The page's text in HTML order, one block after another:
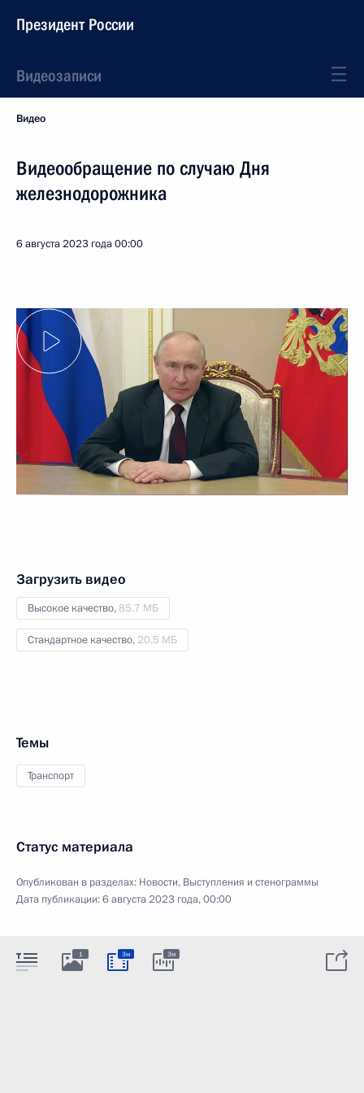
Президент России
Видеозаписи
Видео
Видеообращение по случаю Дня
железнодорожника
6 августа 2023 года00:00
Загрузить видео
Высокое качество,85.7 МБ
Стандартное качество, 20.5 МБ
Темы
Транспорт
Статус материала
Опубликован в разделах: Новости, Выступления и стенограммы
Дата публикации:6 августа 2023 года, 00:00
1 3м 3м